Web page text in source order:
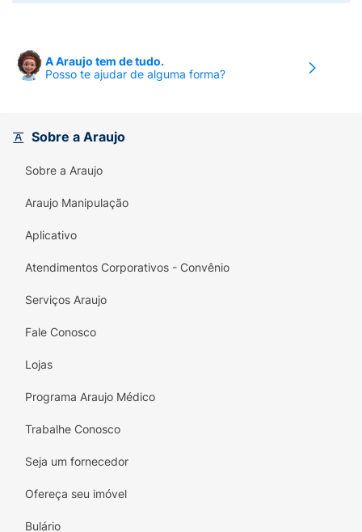
A Araujo tem de tudo.
Posso te ajudar de alguma forma?
Sobre a Araujo
Sobre a Araujo
Araujo Manipulação
Aplicativo
Atendimentos Corporativos - Convênio
Serviços Araujo
Fale Conosco
Lojas
Programa Araujo Médico
Trabalhe Conosco
Seja um fornecedor
Ofereça seu imóvel
Bulário